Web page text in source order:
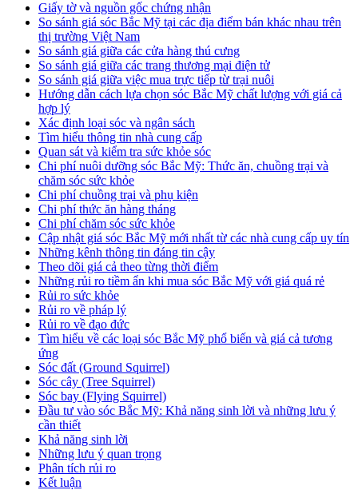
Giấy tờ và nguồn gốc chứng nhận
So sánh giá sóc Bắc Mỹ tại các địa điểm bán khác nhau trên
thị trường Việt Nam
So sánh giá giữa các cửa hàng thú cưng
So sánh giá giữa các trang thương mại điện tử
So sánh giá giữa việc mua trực tiếp từ trại nuôi
Hướng dẫn cách lựa chọn sóc Bắc Mỹ chất lượng với giá cả
hợp lý
Xác định loại sóc và ngân sách
Tìm hiểu thông tin nhà cung cấp
Quan sát và kiểm tra sức khỏe sóc
Chi phí nuôi dưỡng sóc Bắc Mỹ: Thức ăn, chuồng trại và
chăm sóc sức khỏe
Chi phí chuồng trại và phụ kiện
Chi phí thức ăn hàng tháng
Chi phí chăm sóc sức khỏe
Cập nhật giá sóc Bắc Mỹ mới nhất từ các nhà cung cấp uy tín
Những kênh thông tin đáng tin cậy
Theo dõi giá cả theo từng thời điểm
Những rủi ro tiềm ẩn khi mua sóc Bắc Mỹ với giá quá rẻ
Rủi ro sức khỏe
Rủi ro về pháp lý
Rủi ro về đạo đức
Tìm hiểu về các loại sóc Bắc Mỹ phổ biến và giá cả tương
ứng
Sóc đất (Ground Squirrel)
Sóc cây (Tree Squirrel)
Sóc bay (Flying Squirrel)
Đầu tư vào sóc Bắc Mỹ: Khả năng sinh lời và những lưu ý
cần thiết
Khả năng sinh lời
Những lưu ý quan trọng
Phân tích rủi ro
Kết luận